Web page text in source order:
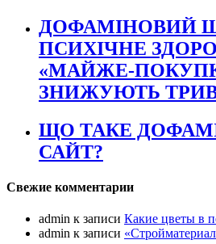
ДОФАМІНОВИЙ
ПСИХІЧНЕ
«МАЙЖЕ-
ЗНИЖУЮТЬ
ЩО ТАКЕ
САЙТ?
Свежие комментарии
admin к записи Какие цветы в
admin к записи